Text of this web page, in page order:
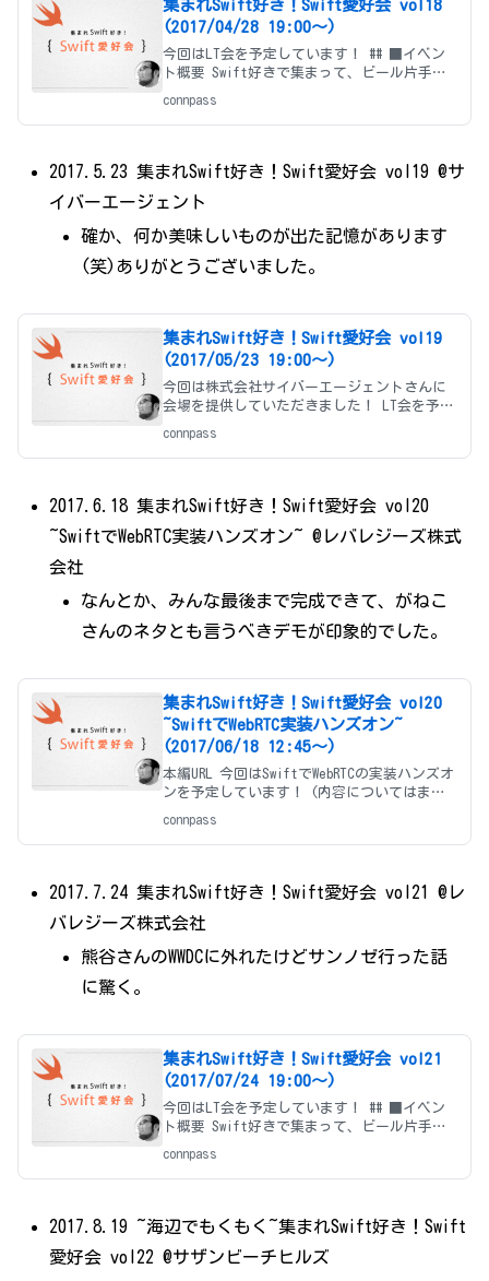
集まれSwift好き！Swift愛好会 vol18
(2017/04/28 19:00〜)
今回はLT会を予定しています！ ## ■イベン
ト概要 Swift好きで集まって、ビール片手に
を始めた方 * Objective-C時代からやってき
た方 * 他の言語（Ja
connpass
2017.5.23 集まれSwift好き！Swift愛好会 vol19 @サ
イバーエージェント
確か、何か美味しいものが出た記憶があります
(笑)ありがとうございました。
集まれSwift好き！Swift愛好会 vol19
(2017/05/23 19:00〜)
今回は株式会社サイバーエージェントさんに
会場を提供していただきました！ LT会を予定
いう目安はありますが、LT途中で時間が来て
区切るようなことはしないという方針があり
connpass
2017.6.18 集まれSwift好き！Swift愛好会 vol20
~SwiftでWebRTC実装ハンズオン~ @レバレジーズ株式
会社
なんとか、みんな最後まで完成できて、がねこ
さんのネタとも言うべきデモが印象的でした。
集まれSwift好き！Swift愛好会 vol20
~SwiftでWebRTC実装ハンズオン~
(2017/06/18 12:45〜)
本編URL 今回はSwiftでWebRTCの実装ハンズオ
ンを予定しています！ (内容についてはまだ
す。) ## ■イベント概要 (Swift愛好会)
「Swift好きで集まって、ビール片手にわいわ
connpass
2017.7.24 集まれSwift好き！Swift愛好会 vol21 @レ
バレジーズ株式会社
熊谷さんのWWDCに外れたけどサンノゼ行った話
に驚く。
集まれSwift好き！Swift愛好会 vol21
(2017/07/24 19:00〜)
今回はLT会を予定しています！ ## ■イベン
ト概要 Swift好きで集まって、ビール片手に
を始めた方 * Objective-C時代からやってき
た方 * 他の言語（Ja
connpass
2017.8.19 ~海辺でもくもく~集まれSwift好き！Swift
愛好会 vol22 @サザンビーチヒルズ